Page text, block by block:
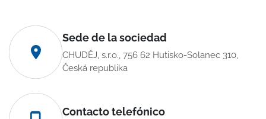
Sede de la sociedad
CHUDĚJ, s.r.o., 756 62 Hutisko-Solanec 310,
Česká republika
Contacto telefónico